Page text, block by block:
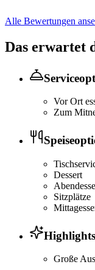
Alle Bewertungen
Das erwartet
Vor Ort
Zum
Dessert
Sitzplätze
Highlights
Große